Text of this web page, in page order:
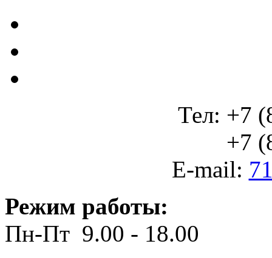
Тел: +7
+7
E-mail:
Режим работы:
Пн-Пт 9.00 - 18.00